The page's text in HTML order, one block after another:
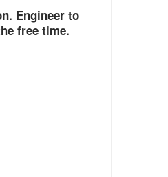
Engineer to
free time.